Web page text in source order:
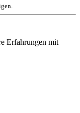
Erfahrungen mit